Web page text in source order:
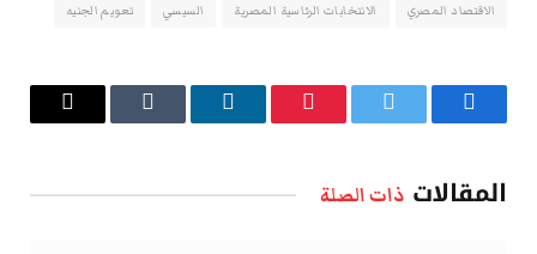
الاقتصاد المصري الانتخابات الرئاسية المصرية السيسي تعويم الجنيه
فيسبوك تويتر بينتيريستلينكدإن Tumblr
البريد
المقالات ذات الصلة